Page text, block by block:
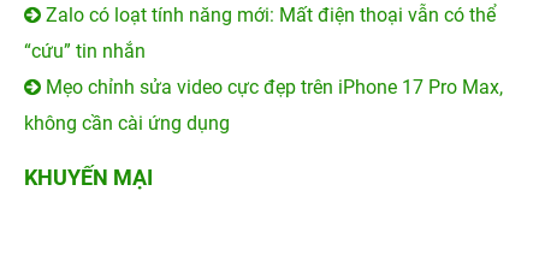
Zalo có loạt tính năng mới: Mất điện thoại vẫn có thể
“cứu” tin nhắn
Mẹo chỉnh sửa video cực đẹp trên iPhone 17 Pro Max,
không cần cài ứng dụng
KHUYẾN MẠI